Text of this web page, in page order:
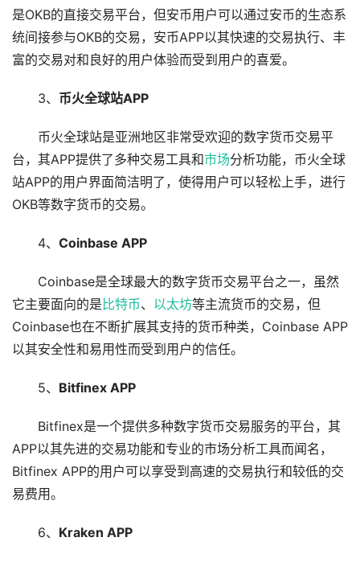
是OKB的直接交易平台，但安币用户可以通过安币的生态系
统间接参与OKB的交易，安币APP以其快速的交易执行、丰
富的交易对和良好的用户体验而受到用户的喜爱。
3、 币火全球站APP
币火全球站是亚洲地区非常受欢迎的数字货币交易平
台，其APP提供了多种交易工具和市场分析功能，币火全球
站APP的用户界面简洁明了，使得用户可以轻松上手，进行
OKB等数字货币的交易。
4、 Coinbase APP
Coinbase是全球最大的数字货币交易平台之一，虽然
它主要面向的是 比特币、 以太坊等主流货币的交易，但
Coinbase也在不断扩展其支持的货币种类，Coinbase APP
以其安全性和易用性而受到用户的信任。
5、 Bitfinex APP
Bitfinex是一个提供多种数字货币交易服务的平台，其
APP以其先进的交易功能和专业的市场分析工具而闻名，
Bitfinex APP的用户可以享受到高速的交易执行和较低的交
易费用。
6、 Kraken APP